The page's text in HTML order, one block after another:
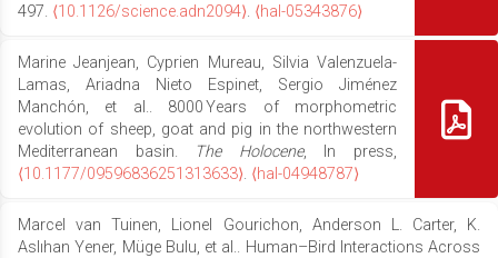
497. ⟨10.1126/science.adn2094⟩. ⟨hal-05343876⟩
Marine Jeanjean, Cyprien Mureau, Silvia Valenzuela-
Lamas, Ariadna Nieto Espinet, Sergio Jiménez
Manchón, et al.. 8000 Years of morphometric
evolution of sheep, goat and pig in the northwestern
Mediterranean basin.
The Holocene, In press,
⟨10.1177/09596836251313633⟩. ⟨hal-04948787⟩
Marcel van Tuinen, Lionel Gourichon, Anderson L. Carter, K.
Aslıhan Yener, Müge Bulu, et al.. Human–Bird Interactions Across